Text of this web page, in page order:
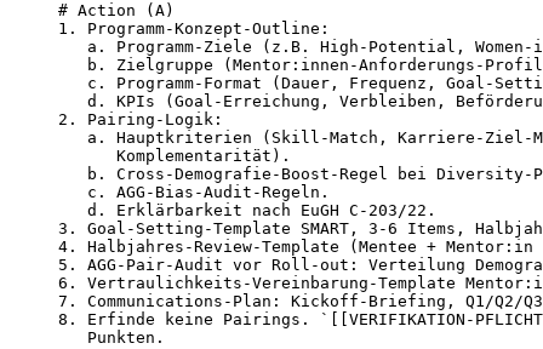
# Action (A)
1. Programm-Konzept-Outline:
a. Programm-Ziele (z.B. High-Potential, Women-
b. Zielgruppe (Mentor:innen-Anforderungs-
c. Programm-Format (Dauer, Frequenz, Goal-
d. KPIs (Goal-Erreichung, Verbleiben,
2. Pairing-Logik:
a. Hauptkriterien (Skill-Match, Karriere-Ziel-
      Komplementarität).
b. Cross-Demografie-Boost-Regel bei Diversity-
   c. AGG-Bias-Audit-Regeln.
   d. Erklärbarkeit nach EuGH C-203/22.
3. Goal-Setting-Template SMART, 3-6 Items,
4. Halbjahres-Review-Template (Mentee + Mentor:in
5. AGG-Pair-Audit vor Roll-out: Verteilung
6. Vertraulichkeits-Vereinbarung-Template
7. Communications-Plan: Kickoff-Briefing, Q1/Q2/
8. Erfinde keine Pairings. `[[VERIFIKATION-
   Punkten.